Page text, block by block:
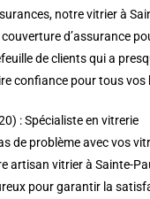
notre vitrier à
couverture d’assurance
de clients qui a
confiance pour tous
: Spécialiste en vitrerie
de problème avec vos
artisan vitrier à Sainte-
pour garantir la